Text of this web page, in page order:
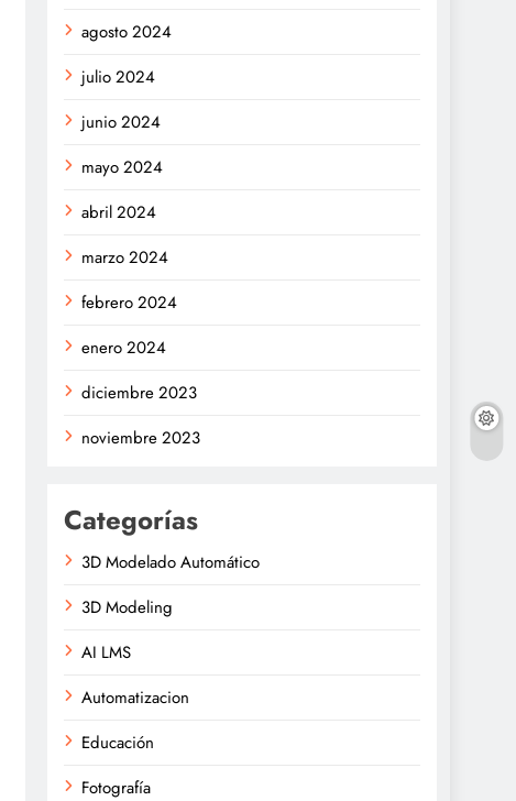
agosto 2024
julio 2024
junio 2024
mayo 2024
abril 2024
marzo 2024
febrero 2024
enero 2024
diciembre 2023
noviembre 2023
Categorías
3D Modelado Automático
3D Modeling
AI LMS
Automatizacion
Educación
Fotografía